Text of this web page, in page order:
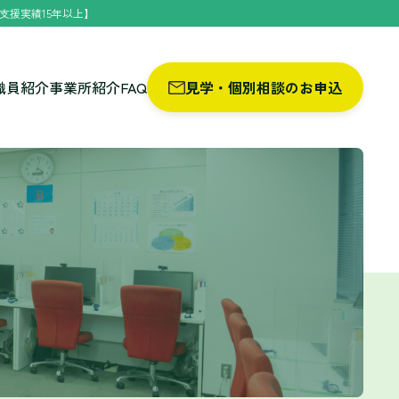
実績15年以上】
員紹介事業所紹介FAQ 見学・個別相談のお申込